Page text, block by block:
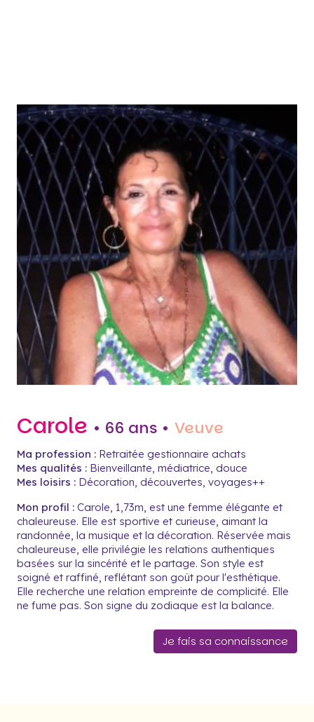
Carole • 66 ans • Veuve
Ma profession : Retraitée gestionnaire achats
Mes qualités : Bienveillante, médiatrice, douce
Mes loisirs : Décoration, découvertes, voyages++
Mon profil : Carole, 1,73m, est une femme élégante et
chaleureuse. Elle est sportive et curieuse, aimant la
randonnée, la musique et la décoration. Réservée mais
chaleureuse, elle privilégie les relations authentiques
basées sur la sincérité et le partage. Son style est
soigné et raffiné, reflétant son goût pour l'esthétique.
Elle recherche une relation empreinte de complicité. Elle
ne fume pas. Son signe du zodiaque est la balance.
Je fais sa connaissance